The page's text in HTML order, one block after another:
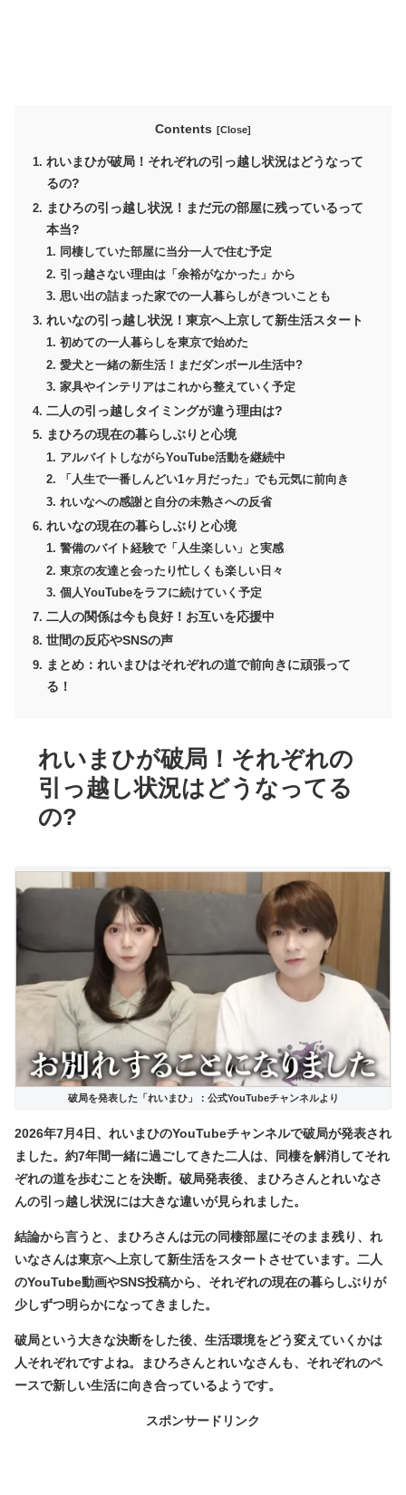
Contents
れいまひが破局！それぞれの引っ越し状況はどうなって
るの?
まひろの引っ越し状況！まだ元の部屋に残っているって
本当?
同棲していた部屋に当分一人で住む予定
引っ越さない理由は「余裕がなかった」から
思い出の詰まった家での一人暮らしがきついことも
れいなの引っ越し状況！東京へ上京して新生活スタート
初めての一人暮らしを東京で始めた
愛犬と一緒の新生活！まだダンボール生活中?
家具やインテリアはこれから整えていく予定
二人の引っ越しタイミングが違う理由は?
まひろの現在の暮らしぶりと心境
アルバイトしながらYouTube活動を継続中
「人生で一番しんどい1ヶ月だった」でも元気に前向き
れいなへの感謝と自分の未熟さへの反省
れいなの現在の暮らしぶりと心境
警備のバイト経験で「人生楽しい」と実感
東京の友達と会ったり忙しくも楽しい日々
個人YouTubeをラフに続けていく予定
二人の関係は今も良好！お互いを応援中
世間の反応やSNSの声
まとめ：れいまひはそれぞれの道で前向きに頑張って
る！
れいまひが破局！それぞれの
引っ越し状況はどうなってる
の?
破局を発表した「れいまひ」：公式YouTubeチャンネルより
2026年7月4日、れいまひのYouTubeチャンネルで破局が発表され
ました。約7年間一緒に過ごしてきた二人は、同棲を解消してそれ
ぞれの道を歩むことを決断。破局発表後、まひろさんとれいなさ
んの引っ越し状況には大きな違いが見られました。
結論から言うと、
まひろさんは元の同棲部屋にそのまま残り、れ
いなさんは東京へ上京して新生活をスタートさせています。二人
のYouTube動画やSNS投稿から、それぞれの現在の暮らしぶりが
少しずつ明らかになってきました。
破局という大きな決断をした後、生活環境をどう変えていくかは
人それぞれですよね。まひろさんとれいなさんも、それぞれのペ
ースで新しい生活に向き合っているようです。
スポンサードリンク